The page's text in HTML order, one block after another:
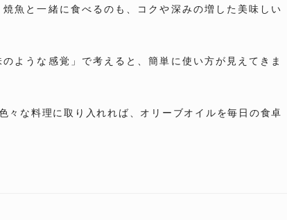
魚と一緒に食べるのも、コクや深みの増した美味しい
ような感覚」で考えると、簡単に使い方が見えてきま
々な料理に取り入れれば、オリーブオイルを毎日の食卓